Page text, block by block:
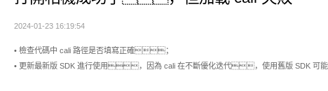
2024-01-23 16:19:54
• 檢查代碼中 cali 路徑是否填寫正確；
• 更新最新版 SDK 進行使用，因為 cali 在不斷優化迭代，使用舊版 SDK 可